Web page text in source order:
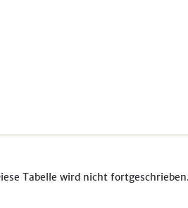
Tabelle wird nicht fortgeschrieben.